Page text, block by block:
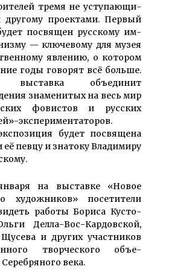
тремя не ус­ту­паю­щи­
проектами. Первый
посвящен русскому им­
— клю­чевому для музея
явлению, о котором
годы говорят всё больше.
выставка объединит
знаменитых на весь мир
фовистов и русских
экспериментаторов.
будет посвящена
её певцу и знатоку Владимиру
на выставке «Новое
ху­дожников» по­сетители
работы Бориса Кус­то­
Дел­ла-Вос-Кар­довской,
Щусева и других участников
твор­ческого объе­
века.